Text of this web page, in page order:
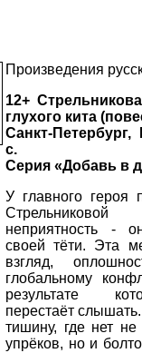
Произведения
12+
глухого кита
Санкт-
с.
Серия «Добавь в
У главного героя
неприятность -
своей тёти. Эта
взгляд,
глобальному
результате
перестаёт
тишину, где нет не
упрёков, но и